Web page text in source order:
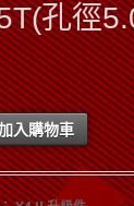
孔徑
入購物車